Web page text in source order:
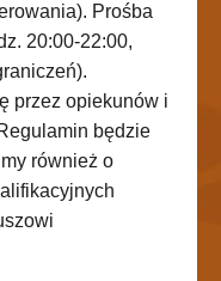
Prośba
20:00-22:00,
przez opiekunów i
będzie
również o